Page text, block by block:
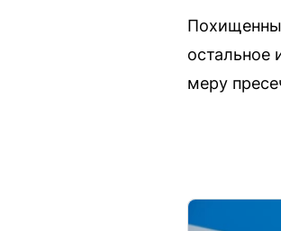
остальное
меру